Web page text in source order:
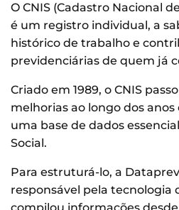
O CNIS (Cadastro Nacional
é um registro individual, a
histórico de trabalho e
previdenciárias de quem já
Criado em 1989, o CNIS
melhorias ao longo dos
uma base de dados
Social.
Para estruturá-lo, a
responsável pela tecnologia